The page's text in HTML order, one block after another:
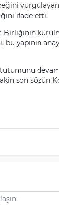
ifade etti.
Birliğinin
bu yapının
tutumunu
son sözün